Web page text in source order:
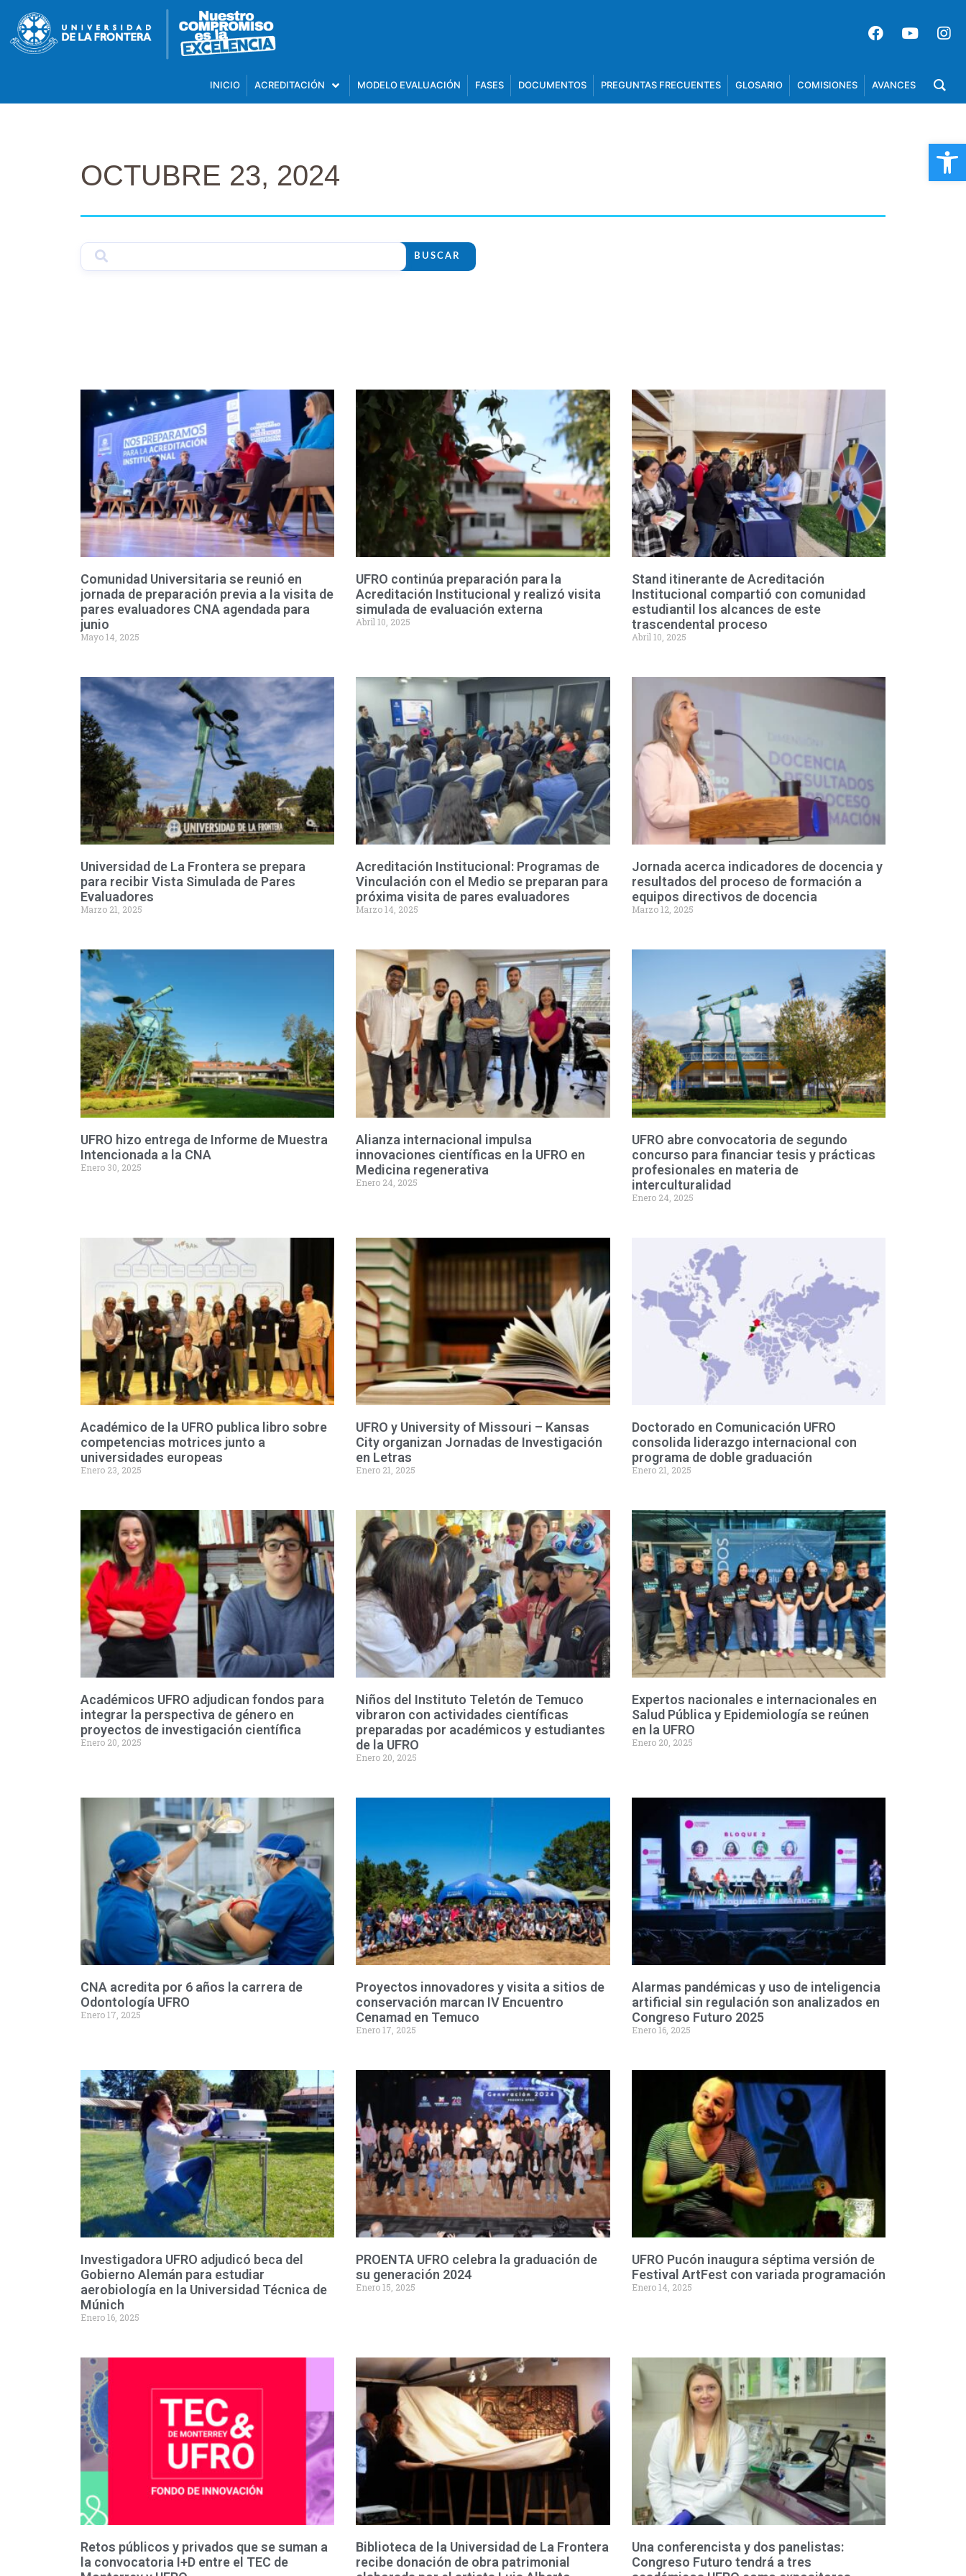
INICIO ACREDITACIÓN MODELO EVALUACIÓN FASES DOCUMENTOS PREGUNTAS FRECUENTES GLOSARIO COMISIONES AVANCES
OCTUBRE 23, 2024
BUSCAR
Comunidad Universitaria se reunió en
jornada de preparación previa a la visita de
pares evaluadores CNA agendada para
junio
Mayo 14, 2025
UFRO continúa preparación para la
Acreditación Institucional y realizó visita
simulada de evaluación externa
Abril 10, 2025
Stand itinerante de Acreditación
Institucional compartió con comunidad
estudiantil los alcances de este
trascendental proceso
Abril 10, 2025
Universidad de La Frontera se prepara
para recibir Vista Simulada de Pares
Evaluadores
Marzo 21, 2025
Acreditación Institucional: Programas de
Vinculación con el Medio se preparan para
próxima visita de pares evaluadores
Marzo 14, 2025
Jornada acerca indicadores de docencia y
resultados del proceso de formación a
equipos directivos de docencia
Marzo 12, 2025
UFRO hizo entrega de Informe de Muestra
Intencionada a la CNA
Enero 30, 2025
Alianza internacional impulsa
innovaciones científicas en la UFRO en
Medicina regenerativa
Enero 24, 2025
UFRO abre convocatoria de segundo
concurso para financiar tesis y prácticas
profesionales en materia de
interculturalidad
Enero 24, 2025
Académico de la UFRO publica libro sobre
competencias motrices junto a
universidades europeas
Enero 23, 2025
UFRO y University of Missouri – Kansas
City organizan Jornadas de Investigación
en Letras
Enero 21, 2025
Doctorado en Comunicación UFRO
consolida liderazgo internacional con
programa de doble graduación
Enero 21, 2025
Académicos UFRO adjudican fondos para
integrar la perspectiva de género en
proyectos de investigación científica
Enero 20, 2025
Niños del Instituto Teletón de Temuco
vibraron con actividades científicas
preparadas por académicos y estudiantes
de la UFRO
Enero 20, 2025
Expertos nacionales e internacionales en
Salud Pública y Epidemiología se reúnen
en la UFRO
Enero 20, 2025
CNA acredita por 6 años la carrera de
Odontología UFRO
Enero 17, 2025
Proyectos innovadores y visita a sitios de
conservación marcan IV Encuentro
Cenamad en Temuco
Enero 17, 2025
Alarmas pandémicas y uso de inteligencia
artificial sin regulación son analizados en
Congreso Futuro 2025
Enero 16, 2025
Investigadora UFRO adjudicó beca del
Gobierno Alemán para estudiar
aerobiología en la Universidad Técnica de
Múnich
Enero 16, 2025
PROENTA UFRO celebra la graduación de
su generación 2024
Enero 15, 2025
UFRO Pucón inaugura séptima versión de
Festival ArtFest con variada programación
Enero 14, 2025
Retos públicos y privados que se suman a
la convocatoria I+D entre el TEC de
Biblioteca de la Universidad de La Frontera
recibe donación de obra patrimonial
Una conferencista y dos panelistas:
Congreso Futuro tendrá a tres